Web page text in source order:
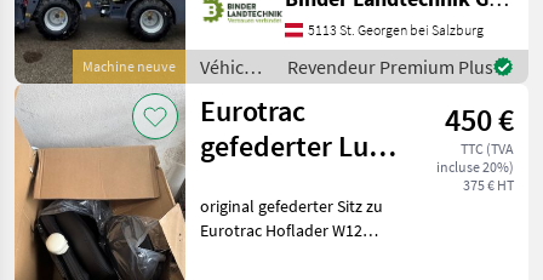
Machine neuve
Stage V Hydr. Knicklenker
mit hydrostatischem
Allradantrieb hydraulischer
Schnellwechsler mit
5113 St. Georgen bei Salzburg
Véhicules
agricoles
à
moteur /
Eurotrac
Revendeur Premium Plus
Eurotrac
gefederter Luxus
450 €
TTC (TVA
incluse 20%)
375 € HT
original gefederter Sitz zu
Eurotrac Hoflader W12